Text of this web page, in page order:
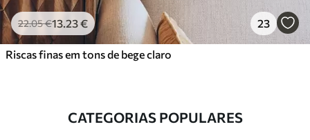
22.05€13.23€ 23
Riscas finas em tons de bege claro
CATEGORIAS POPULARES